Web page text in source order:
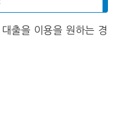
출을 이용을 원하는 경